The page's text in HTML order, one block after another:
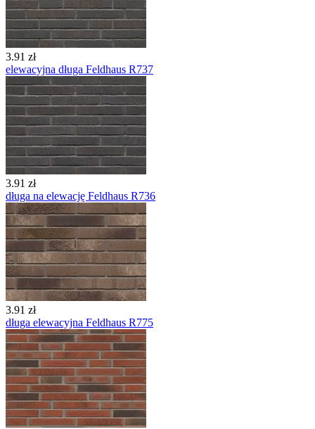
3.91 zł
elewacyjna długa Feldhaus R737
3.91 zł
długa na elewację Feldhaus R736
3.91 zł
długa elewacyjna Feldhaus R775